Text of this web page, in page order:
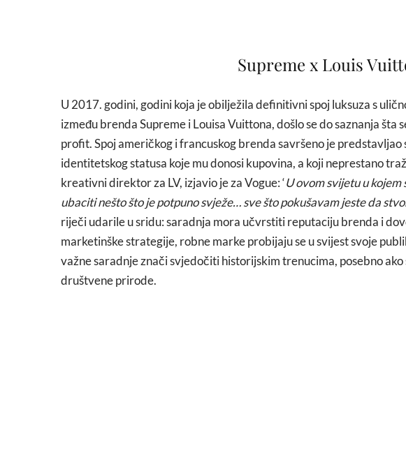
Supreme x Louis
U 2017. godini, godini koja je obilježila definitivni spoj luksuza s
između brenda Supreme i Louisa Vuittona, došlo se do saznanja šta
profit. Spoj američkog i francuskog brenda savršeno je
identitetskog statusa koje mu donosi kupovina, a koji neprestano
kreativni direktor za LV, izjavio je za Vogue: ‘U ovom svijetu u kojem
ubaciti nešto što je potpuno svježe… sve što pokušavam jeste da
riječi udarile u sridu: saradnja mora učvrstiti reputaciju brenda i
marketinške strategije, robne marke probijaju se u svijest svoje
važne saradnje znači svjedočiti historijskim trenucima, posebno
društvene prirode.